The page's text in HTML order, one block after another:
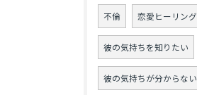
不倫 恋愛ヒーリング
彼の気持ちを知りたい
彼の気持ちが分からない